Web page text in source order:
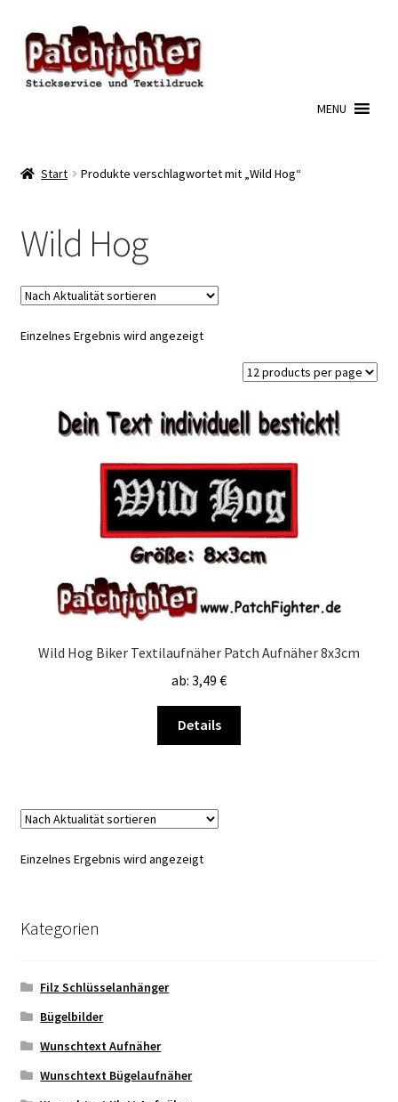
Zur
Navigation
springen
Zum
Inhalt
springen
MENU
Start Produkte verschlagwortet mit „Wild Hog“
Wild Hog
Einzelnes Ergebnis wird angezeigt
Wild Hog Biker Textilaufnäher Patch Aufnäher 8x3cm
ab: 3,49 €
Details
Einzelnes Ergebnis wird angezeigt
Kategorien
Filz Schlüsselanhänger
Bügelbilder
Wunschtext Aufnäher
Wunschtext Bügelaufnäher